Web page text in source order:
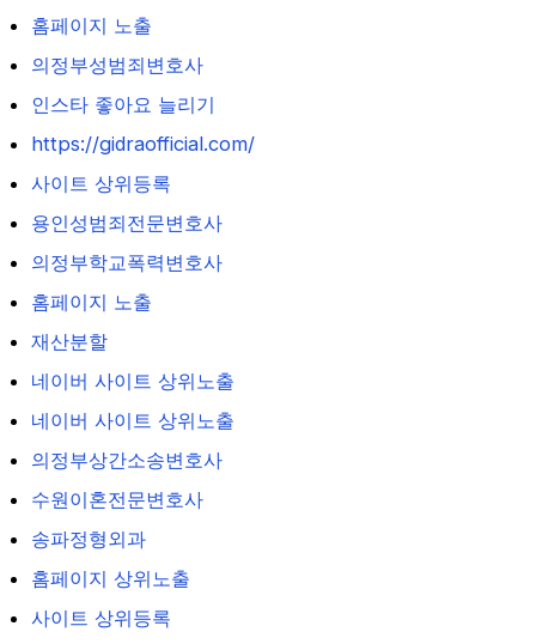
홈페이지 노출
의정부성범죄변호사
인스타 좋아요 늘리기
https://gidraofficial.com/
사이트 상위등록
용인성범죄전문변호사
의정부학교폭력변호사
홈페이지 노출
재산분할
네이버 사이트 상위노출
네이버 사이트 상위노출
의정부상간소송변호사
수원이혼전문변호사
송파정형외과
홈페이지 상위노출
사이트 상위등록